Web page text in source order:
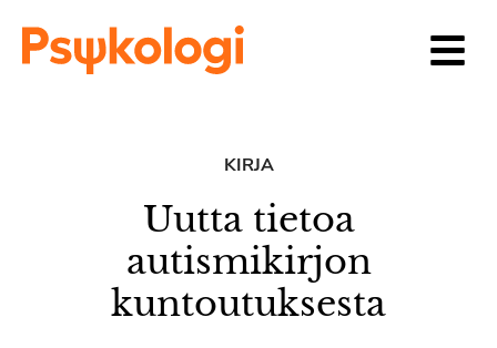
KIRJA
Uutta tietoa
autismikirjon
kuntoutuksesta